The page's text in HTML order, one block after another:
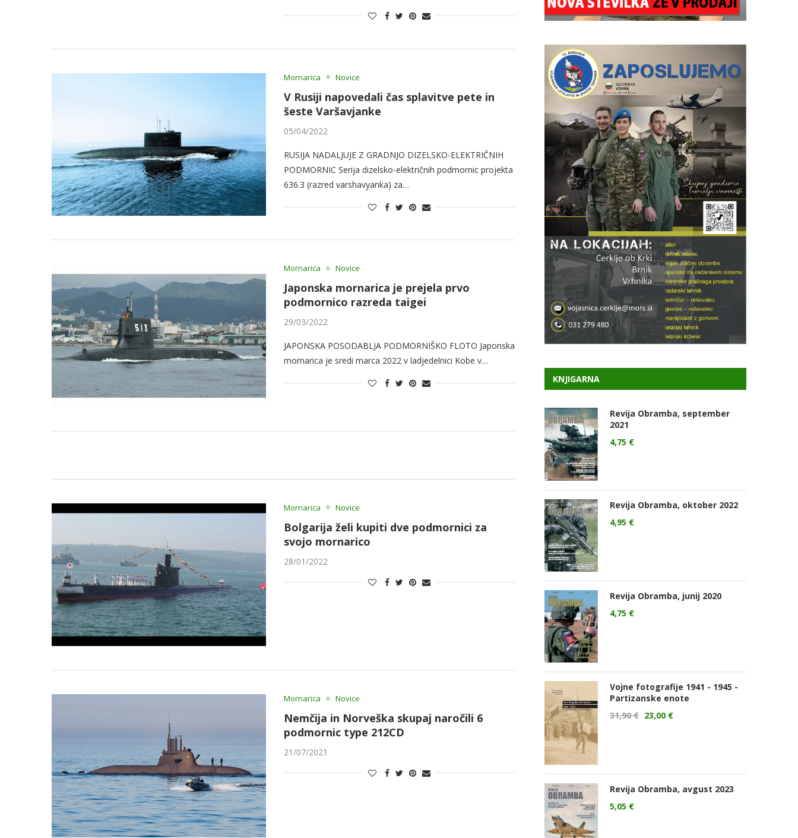
Mornarica Novice
V Rusiji napovedali čas splavitve pete in
šeste Varšavjanke
05/04/2022
RUSIJA NADALJUJE Z GRADNJO DIZELSKO-ELEKTRIČNIH
PODMORNIC Serija dizelsko-električnih podmornic projekta
636.3 (razred varshavyanka) za…
Mornarica Novice
Japonska mornarica je prejela prvo
podmornico razreda taigei
29/03/2022
JAPONSKA POSODABLJA PODMORNIŠKO FLOTO Japonska
mornarica je sredi marca 2022 v ladjedelnici Kobe v…
Mornarica Novice
Bolgarija želi kupiti dve podmornici za
svojo mornarico
28/01/2022
Mornarica Novice
Nemčija in Norveška skupaj naročili 6
podmornic type 212CD
21/07/2021
KNJIGARNA
Revija Obramba, september
2021
4,75 €
Revija Obramba, oktober 2022
4,95 €
Revija Obramba, junij 2020
4,75 €
Vojne fotografije 1941 - 1945 -
Partizanske enote
31,90€ 23,00 €
Revija Obramba, avgust 2023
5,05 €